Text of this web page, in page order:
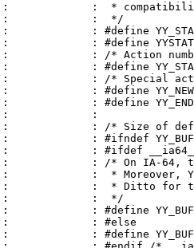
:  *
:  */
: #define
: #define
: /* Action
: #define
: /* Special
: #define
: #define
:
: /* Size of
: #ifndef
: #ifdef
: /* On IA-64,
:  * Moreover,
:  * Ditto for
:  */
: #define
: #else
: #define